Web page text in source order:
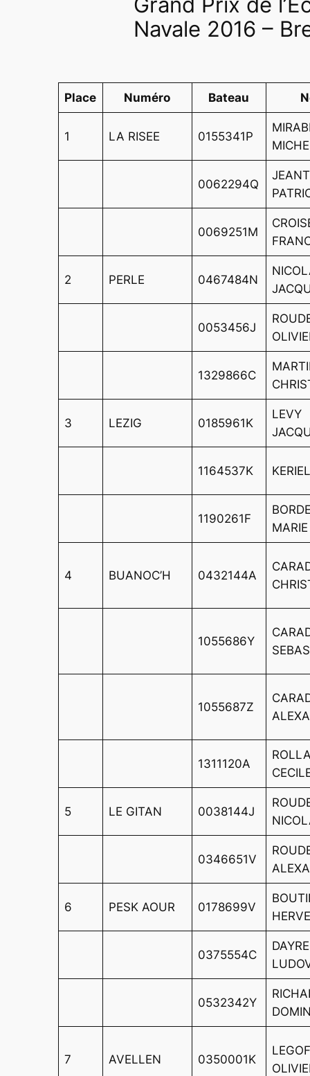
Navale 2016 –
Place Numéro Bateau
1 LA RISEE 0155341P
0062294Q
0069251M
2 PERLE 0467484N
0053456J
1329866C
3 LEZIG 0185961K
LEVY
1164537K
1190261F
MARIE
4 BUANOC’H 0432144A
1055686Y
1055687Z
1311120A
5 LE GITAN 0038144J
0346651V
6 PESK AOUR 0178699V
0375554C
0532342Y
7 AVELLEN 0350001K